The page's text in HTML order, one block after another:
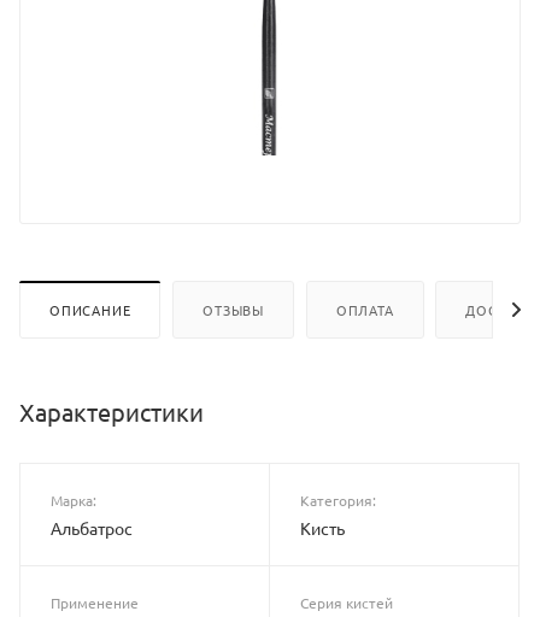
ОПИСАНИЕ ОТЗЫВЫ ОПЛАТА
Характеристики
Марка:
Альбатрос
Категория:
Кисть
Применение Серия кистей